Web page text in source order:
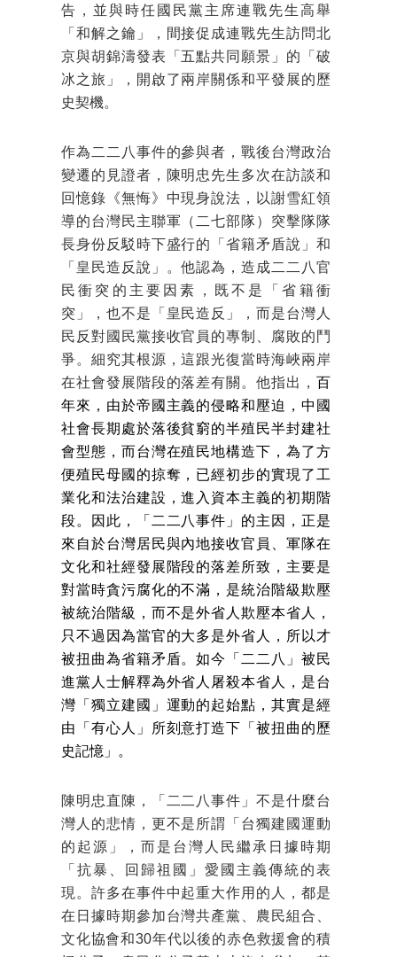
告，並與時任國民黨主席連戰先生高舉
「和解之鑰」，間接促成連戰先生訪問北
京與胡錦濤發表「五點共同願景」的「破
冰之旅」，開啟了兩岸關係和平發展的歷
史契機。
作為二二八事件的參與者，戰後台灣政治
變遷的見證者，陳明忠先生多次在訪談和
回憶錄《無悔》中現身說法，以謝雪紅領
導的台灣民主聯軍（二七部隊）突擊隊隊
長身份反駁時下盛行的「省籍矛盾說」和
「皇民造反說」。他認為，造成二二八官
民衝突的主要因素，既不是「省籍衝
突」，也不是「皇民造反」，而是台灣人
民反對國民黨接收官員的專制、腐敗的鬥
爭。細究其根源，這跟光復當時海峽兩岸
在社會發展階段的落差有關。他指出， 百
年來，由於帝國主義的侵略和壓迫，中國
社會長期處於落後貧窮的半殖民半封建社
會型態，而台灣在殖民地構造下，為了方
便殖民母國的掠奪，已經初步的實現了工
業化和法治建設，進入資本主義的初期階
段。因此，「二二八事件」的主因，正是
來自於台灣居民與內地接收官員、軍隊在
文化和社經發展階段的落差所致，主要是
對當時貪污腐化的不滿，是統治階級欺壓
被統治階級，而不是外省人欺壓本省人，
只不過因為當官的大多是外省人，所以才
被扭曲為省籍矛盾。如今「二二八」被民
進黨人士解釋為外省人屠殺本省人，是台
灣「獨立建國」運動的起始點，其實是經
由「有心人」所刻意打造下「被扭曲的歷
史記憶」。
陳明忠直陳，「二二八事件」不是什麼台
灣人的悲情，更不是所謂「台獨建國運動
的起源」，而是台灣人民繼承日據時期
「抗暴、回歸祖國」愛國主義傳統的表
現。許多在事件中起重大作用的人，都是
在日據時期參加台灣共產黨、農民組合、
文化協會和30年代以後的赤色救援會的積